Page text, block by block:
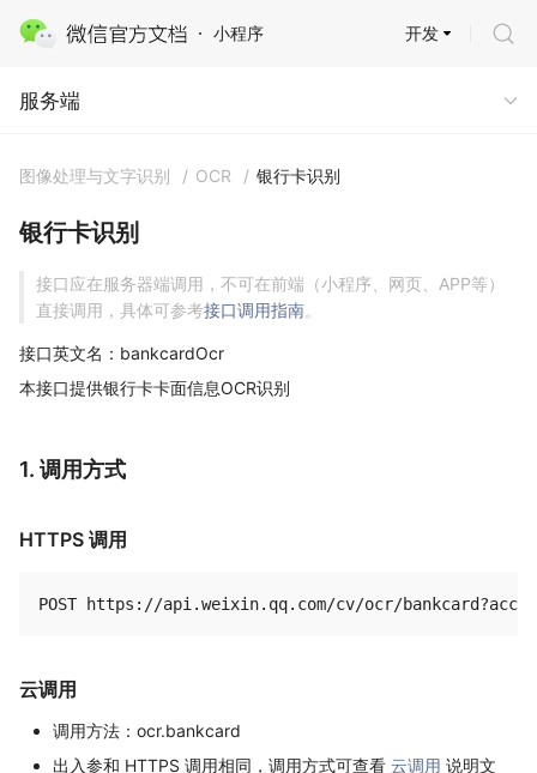
小程序
服务端
开发
服务端
图像处理与文字识别 / OCR / 银行卡识别
银行卡识别
接口应在服务器端调用，不可在前端（小程序、网页、APP等）
直接调用，具体可参考接口调用指南。
接口英文名：bankcardOcr
本接口提供银行卡卡面信息OCR识别
1. 调用方式
HTTPS 调用
云调用
调用方法：ocr.bankcard
出入参和 HTTPS 调用相同，调用方式可查看 云调用 说明文